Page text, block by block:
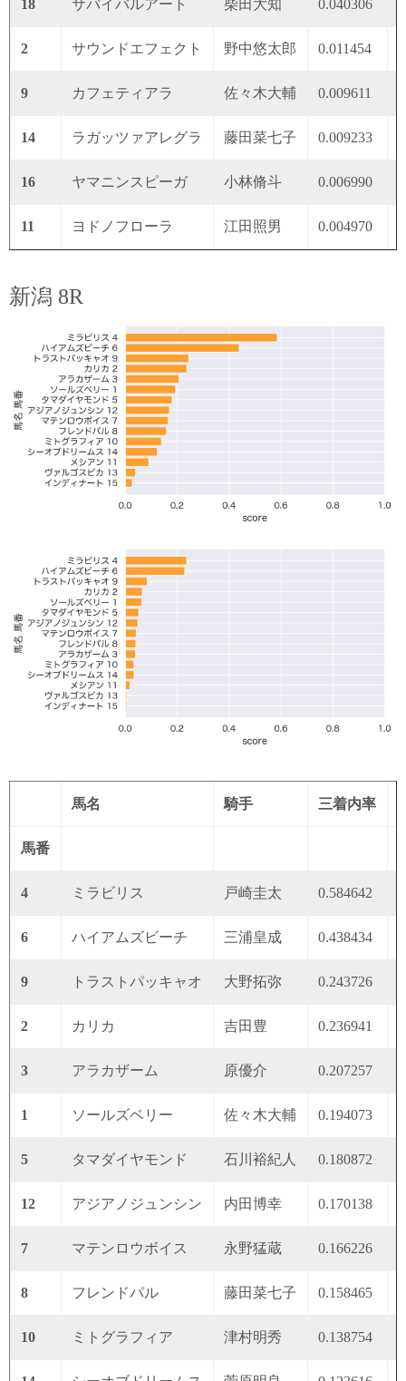
18 サバイバルアート 柴田大知 0.040306
2 サウンドエフェクト 野中悠太郎 0.011454
9 カフェティアラ 佐々木大輔 0.009611
14 ラガッツァアレグラ 藤田菜七子 0.009233
16 ヤマニンスピーガ 小林脩斗 0.006990
11 ヨドノフローラ 江田照男 0.004970
新潟 8R
馬名 騎手 三着内率
馬番
4 ミラビリス 戸崎圭太 0.584642
6 ハイアムズビーチ 三浦皇成 0.438434
9 トラストパッキャオ 大野拓弥 0.243726
2 カリカ 吉田豊 0.236941
3 アラカザーム 原優介 0.207257
1 ソールズベリー 佐々木大輔 0.194073
5 タマダイヤモンド 石川裕紀人 0.180872
12 アジアノジュンシン 内田博幸 0.170138
7 マテンロウボイス 永野猛蔵 0.166226
8 フレンドパル 藤田菜七子 0.158465
10 ミトグラフィア 津村明秀 0.138754